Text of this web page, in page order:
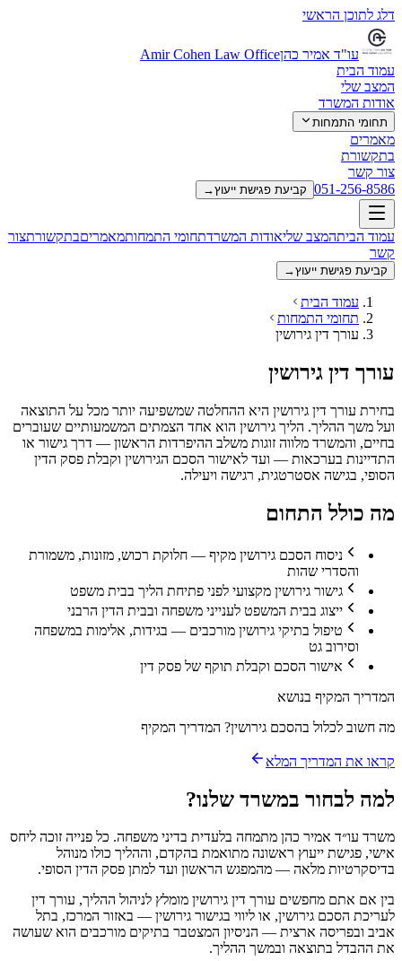
דלג לתוכן הראשי
עו"ד אמיר כהןAmir Cohen Law Office
עמוד הבית
המצב שלי
אודות המשרד
תחומי התמחות
מאמרים
בתקשורת
צור קשר
051-256-8586 קביעת פגישת ייעוץ→
עמוד הביתהמצב שליאודות המשרדתחומי התמחותמאמריםבתקשורתצור
קשר
קביעת פגישת ייעוץ→
עמוד הבית
תחומי התמחות
עורך דין גירושין
עורך דין גירושין
בחירת עורך דין גירושין היא ההחלטה שמשפיעה יותר מכל על התוצאה
ועל משך ההליך. הליך גירושין הוא אחד הצמתים המשמעותיים שעוברים
בחיים, והמשרד מלווה זוגות משלב ההיפרדות הראשון — דרך גישור או
התדיינות בערכאות — ועד לאישור הסכם הגירושין וקבלת פסק הדין
הסופי, בגישה אסטרטגית, רגישה ויעילה.
מה כולל התחום
ניסוח הסכם גירושין מקיף — חלוקת רכוש, מזונות, משמורת
והסדרי שהות
גישור גירושין מקצועי לפני פתיחת הליך בבית משפט
ייצוג בבית המשפט לענייני משפחה ובבית הדין הרבני
טיפול בתיקי גירושין מורכבים — בגידות, אלימות במשפחה
וסירוב גט
אישור הסכם וקבלת תוקף של פסק דין
המדריך המקיף בנושא
מה חשוב לכלול בהסכם גירושין? המדריך המקיף
קראו את המדריך המלא
למה לבחור במשרד שלנו?
משרד עו״ד אמיר כהן מתמחה בלעדית בדיני משפחה. כל פנייה זוכה ליחס
אישי, פגישת ייעוץ ראשונה מתואמת בהקדם, וההליך כולו מנוהל
בדיסקרטיות מלאה — מהמפגש הראשון ועד למתן פסק הדין הסופי.
בין אם אתם מחפשים עורך דין גירושין מומלץ לניהול ההליך, עורך דין
לעריכת הסכם גירושין, או ליווי בגישור גירושין — באזור המרכז, בתל
אביב ובפריסה ארצית — הניסיון המצטבר בתיקים מורכבים הוא שעושה
את ההבדל בתוצאה ובמשך ההליך.